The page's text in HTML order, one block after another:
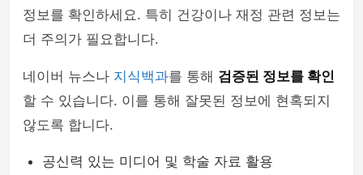
정보를 확인하세요. 특히 건강이나 재정 관련 정보는
더 주의가 필요합니다.
네이버 뉴스나 지식백과를 통해 검증된 정보를 확인
할 수 있습니다. 이를 통해 잘못된 정보에 현혹되지
않도록 합니다.
공신력 있는 미디어 및 학술 자료 활용